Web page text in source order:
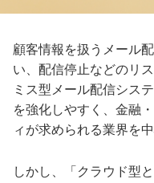
顧客情報を扱うメール
い、配信停止などのリ
ミス型メール配信シス
を強化しやすく、金融
ィが求められる業界を
しかし、「クラウド型